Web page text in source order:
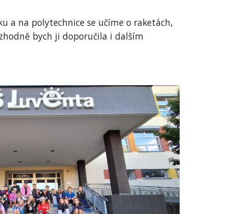
a na polytechnice se učíme o raketách,
bych ji doporučila i dalším